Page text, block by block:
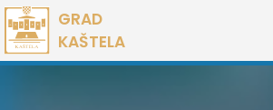
Preskoči
na
sadržaj
GRAD
KAŠTELA